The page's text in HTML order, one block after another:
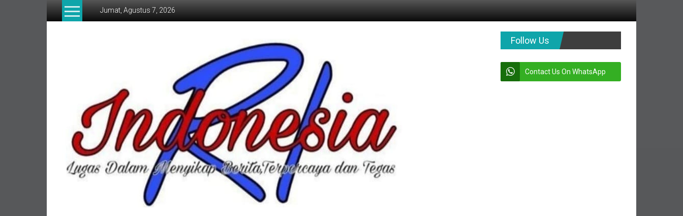
Lompat
Jumat, Agustus 7, 2026
Menyikap
Berita,Terpercaya
Tegas
Follow Us
Contact Us On WhatsApp